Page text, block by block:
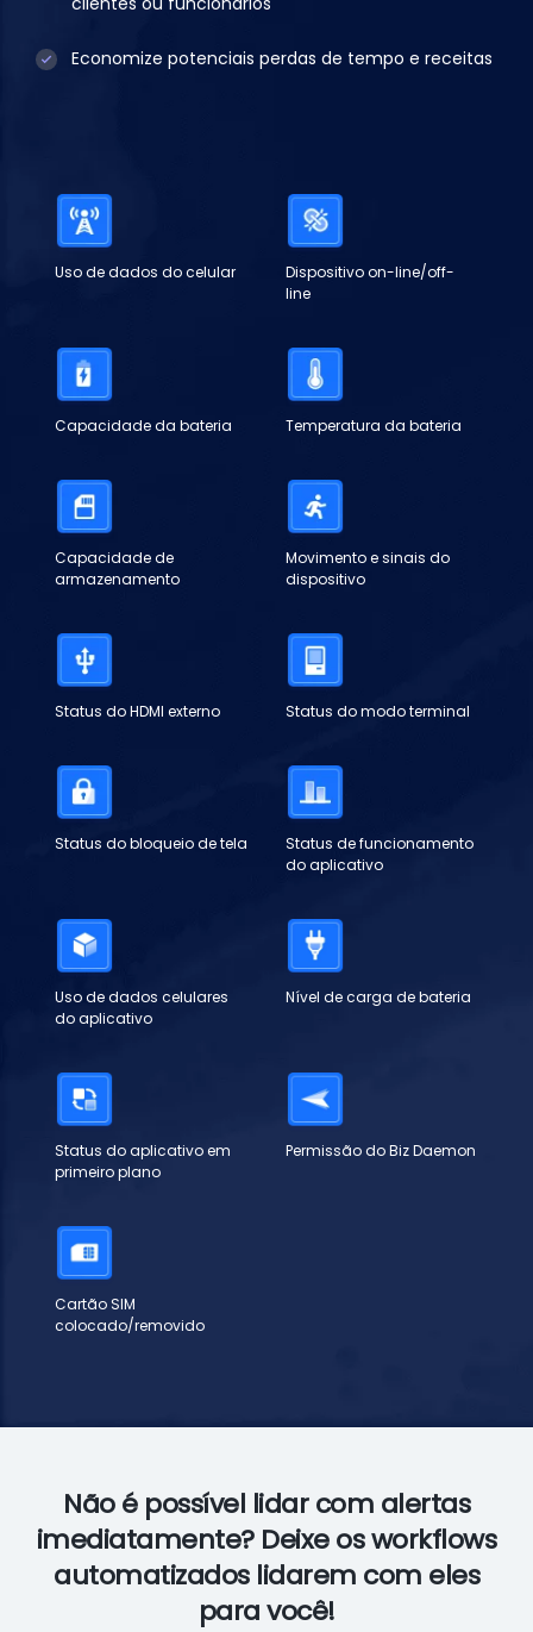
Economize potenciais perdas de tempo e receitas
Uso de dados do celular
Dispositivo on-line/off-
line
Capacidade da bateria Temperatura da bateria
Capacidade de
armazenamento
Movimento e sinais do
dispositivo
Status do HDMI externo Status do modo terminal
Status do bloqueio de tela
Status de funcionamento
do aplicativo
Uso de dados celulares
do aplicativo
Nível de carga de bateria
Status do aplicativo em
primeiro plano
Permissão do Biz Daemon
Cartão SIM
colocado/removido
Não é possível lidar com alertas
imediatamente? Deixe os workflows
automatizados lidarem com eles
para você!